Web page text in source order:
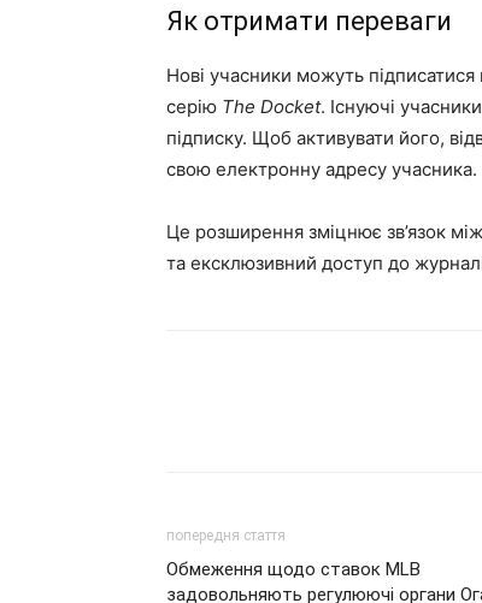
Як отримати переваги
Нові учасники можуть підписатися
серію The Docket. Існуючі
підписку. Щоб активувати його,
свою електронну адресу учасника.
Це розширення зміцнює зв’язок
та ексклюзивний доступ до
попередня стаття
Обмеження щодо ставок MLB
задовольняють регулюючі органи